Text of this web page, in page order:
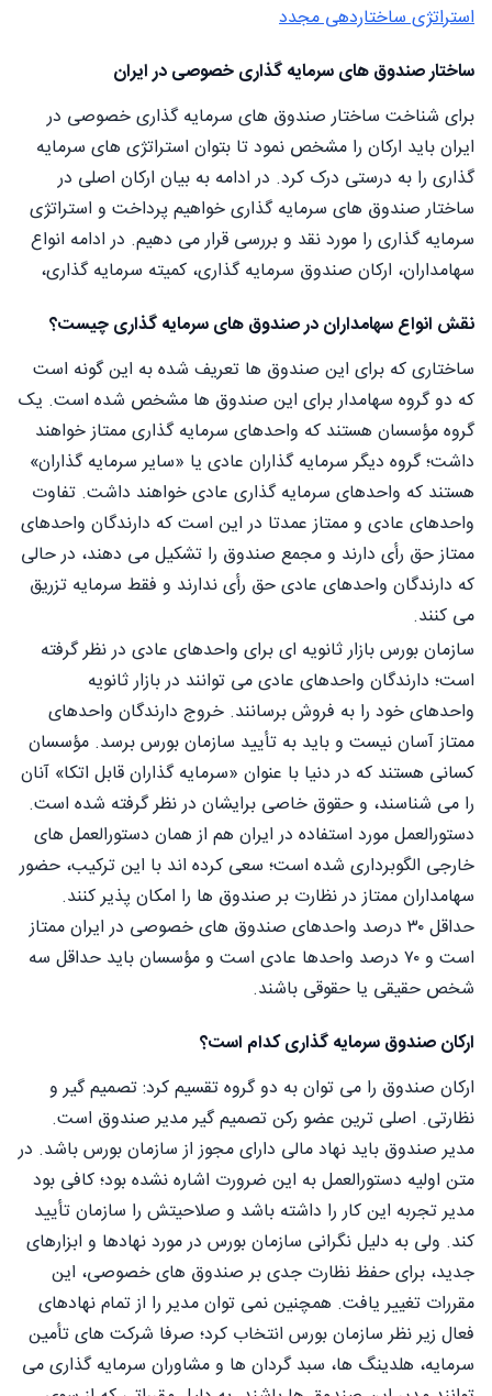
استراتژی ساختاردهی مجدد
ساختار صندوق های سرمایه گذاری خصوصی در ایران
برای شناخت ساختار صندوق های سرمایه گذاری خصوصی در
ایران باید ارکان را مشخص نمود تا بتوان استراتژی های سرمایه
گذاری را به درستی درک کرد. در ادامه به بیان ارکان اصلی در
ساختار صندوق های سرمایه گذاری خواهیم پرداخت و استراتژی
سرمایه گذاری را مورد نقد و بررسی قرار می دهیم. در ادامه انواع
سهامداران، ارکان صندوق سرمایه گذاری، کمیته سرمایه گذاری،
نقش انواع سهامداران در صندوق های سرمایه گذاری چیست؟
ساختاری که برای این صندوق ها تعریف شده به این گونه است
که دو گروه سهامدار برای این صندوق ها مشخص شده است. یک
گروه مؤسسان هستند که واحدهای سرمایه گذاری ممتاز خواهند
داشت؛ گروه دیگر سرمایه گذاران عادی یا «سایر سرمایه گذاران»
هستند که واحدهای سرمایه گذاری عادی خواهند داشت. تفاوت
واحدهای عادی و ممتاز عمدتا در این است که دارندگان واحدهای
ممتاز حق رأی دارند و مجمع صندوق را تشکیل می دهند، در حالی
که دارندگان واحدهای عادی حق رأی ندارند و فقط سرمایه تزریق
می کنند.
سازمان بورس بازار ثانویه ای برای واحدهای عادی در نظر گرفته
است؛ دارندگان واحدهای عادی می توانند در بازار ثانویه
واحدهای خود را به فروش برسانند. خروج دارندگان واحدهای
ممتاز آسان نیست و باید به تأیید سازمان بورس برسد. مؤسسان
کسانی هستند که در دنیا با عنوان «سرمایه گذاران قابل اتکا» آنان
را می شناسند، و حقوق خاصی برایشان در نظر گرفته شده است.
دستورالعمل مورد استفاده در ایران هم از همان دستورالعمل های
خارجی الگوبرداری شده است؛ سعی کرده اند با این ترکیب، حضور
سهامداران ممتاز در نظارت بر صندوق ها را امکان پذیر کنند.
حداقل ۳۰ درصد واحدهای صندوق های خصوصی در ایران ممتاز
است و ۷۰ درصد واحدها عادی است و مؤسسان باید حداقل سه
شخص حقیقی یا حقوقی باشند.
ارکان صندوق سرمایه گذاری کدام است؟
ارکان صندوق را می توان به دو گروه تقسیم کرد: تصمیم گیر و
نظارتی. اصلی ترین عضو ركن تصمیم گیر مدیر صندوق است.
مدیر صندوق باید نهاد مالی دارای مجوز از سازمان بورس باشد. در
متن اولیه دستورالعمل به این ضرورت اشاره نشده بود؛ کافی بود
مدیر تجربه این کار را داشته باشد و صلاحیتش را سازمان تأیید
کند. ولی به دلیل نگرانی سازمان بورس در مورد نهادها و ابزارهای
جدید، برای حفظ نظارت جدی بر صندوق های خصوصی، این
مقررات تغییر یافت. همچنین نمی توان مدیر را از تمام نهادهای
فعال زیر نظر سازمان بورس انتخاب کرد؛ صرفا شرکت های تأمین
سرمایه، هلدینگ ها، سبد گردان ها و مشاوران سرمایه گذاری می